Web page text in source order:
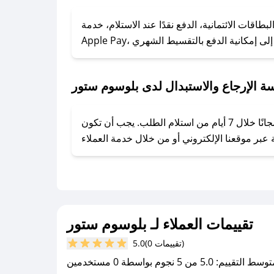
على كوبونات وخصومات حصرية، قم بما يلي:
- اضغط على أيقونة متابعة لمتجر بلوسوم ستور في تطبيق صحصح.
- تابع حسابنا الرسمي على تويتر وقم بتفعيل زر التنبيهات.
الائتمانية، الدفع نقدًا عند الاستلام، خدمة
الإرجاع والاستبدال لدى بلوسوم ستور
يحرص بلوسوم ستور على توفير تجربة تسوق آمنة ومريحة لعملائه، حيث يمكنك استرجاع أو استبدال المنتجات مجانًا خلال 7 أيام من استلام الطلب. يجب أن تكون
تقييمات العملاء لـ بلوسوم ستور
5.0 (0 تقييمات)
التقييم: 5.0 من 5 نجوم بواسطة 0 مستخدمين